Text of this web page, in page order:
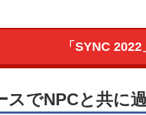
「SYNC
スでNPCと共に